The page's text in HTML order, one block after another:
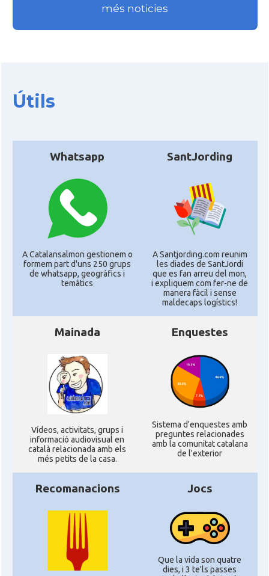
més noticies
Útils
Whatsapp
A Catalansalmon gestionem o
formem part d'uns 250 grups
de whatsapp, geogràfics i
temàtics
SantJording
A Santjording.com reunim
les diades de SantJordi
que es fan arreu del mon,
i expliquem com fer-ne de
manera fàcil i sense
maldecaps logí­stics!
Mainada
Ví­deos, activitats, grups i
informació audiovisual en
català relacionada amb els
més petits de la casa.
Enquestes
Sistema d'enquestes amb
preguntes relacionades
amb la comunitat catalana
de l'exterior
Recomanacions Jocs
Que la vida son quatre
dies, i 3 te'ls passes